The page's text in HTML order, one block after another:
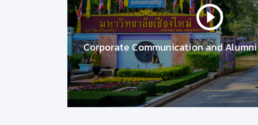
เหมี้ยง อาหารพื้นบ้านที่อุดมด้วยคุณค่า
21/9/2563 10:23:34 เรื่องน่ารู้จาก มช.
Corporate Communication and